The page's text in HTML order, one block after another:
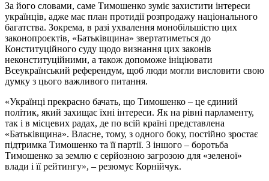
За його словами, саме Тимошенко зуміє захистити інтереси
українців, адже має план протидії розпродажу національного
багатства. Зокрема, в разі ухвалення монобільшістю цих
законопроєктів, «Батьківщина» звертатиметься до
Конституційного суду щодо визнання цих законів
неконституційними, а також допоможе ініціювати
Всеукраїнський референдум, щоб люди могли висловити свою
думку з цього важливого питання.
«Українці прекрасно бачать, що Тимошенко – це єдиний
політик, який захищає їхні інтереси. Як на рівні парламенту,
так і в місцевих радах, де по всій країні представлена
«Батьківщина». Власне, тому, з одного боку, постійно зростає
підтримка Тимошенко та її партії. З іншого – боротьба
Тимошенко за землю є серйозною загрозою для «зеленої»
влади і її рейтингу», – резюмує Корнійчук.